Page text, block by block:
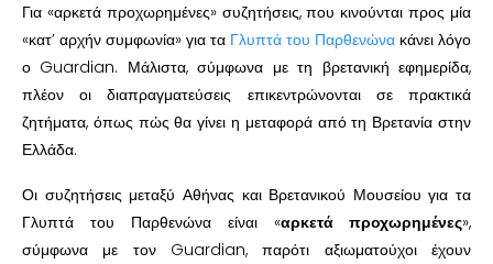
Για «αρκετά προχωρημένες» συζητήσεις, που κινούνται προς μία
«κατ’ αρχήν συμφωνία» για τα Γλυπτά του Παρθενώνα κάνει λόγο
ο Guardian. Μάλιστα, σύμφωνα με τη βρετανική εφημερίδα,
πλέον οι διαπραγματεύσεις επικεντρώνονται σε πρακτικά
ζητήματα, όπως πώς θα γίνει η μεταφορά από τη Βρετανία στην
Ελλάδα.
Οι συζητήσεις μεταξύ Αθήνας και Βρετανικού Μουσείου για τα
Γλυπτά του Παρθενώνα είναι «αρκετά προχωρημένες»,
σύμφωνα με τον Guardian, παρότι αξιωματούχοι έχουν